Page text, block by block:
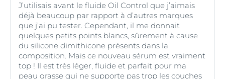
J’utilisais avant le fluide Oil Control que j’aimais
déjà beaucoup par rapport à d’autres marques
que j’ai pu tester. Cependant, il me donnait
quelques petits points blancs, sûrement à cause
du silicone dimithicone présents dans la
composition. Mais ce nouveau sérum est vraiment
top ! Il est très léger, fluide et parfait pour ma
peau grasse qui ne supporte pas trop les couches